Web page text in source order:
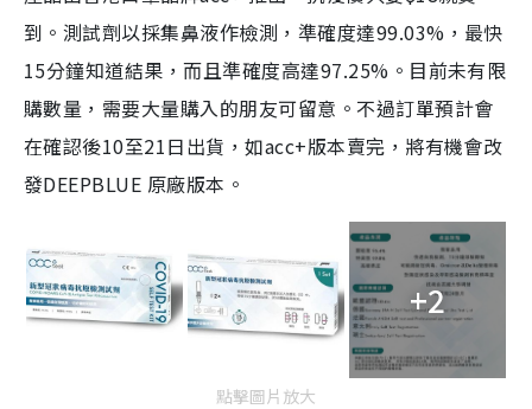
到。測試劑以採集鼻液作檢測，準確度達99.03%，最快
15分鐘知道結果，而且準確度高達97.25%。目前未有限
購數量，需要大量購入的朋友可留意。不過訂單預計會
在確認後10至21日出貨，如acc+版本賣完，將有機會改
發DEEPBLUE 原廠版本。
+2
點擊圖片放大